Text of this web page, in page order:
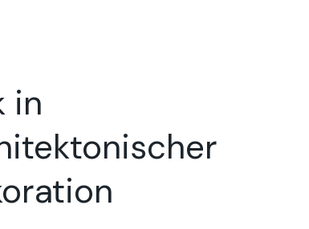
in